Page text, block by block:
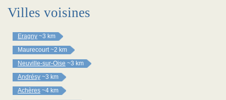
Villes voisines
Eragny ~3 km
Maurecourt ~2 km
Neuville-sur-Oise ~3 km
Andrésy ~3 km
Achères ~4 km